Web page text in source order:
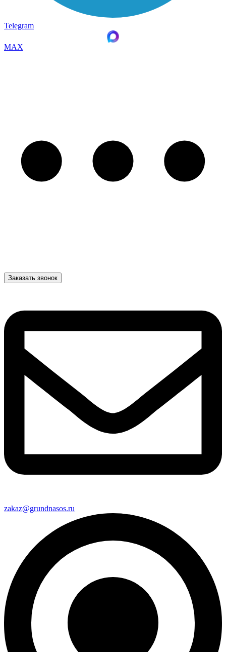
Telegram
MAX
Заказать звонок
zakaz@grundnasos.ru